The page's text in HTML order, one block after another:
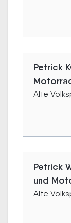
Petrick
Alte
Petrick
und
Alte